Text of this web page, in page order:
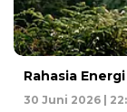
Rahasia
30 Juni 2026 |